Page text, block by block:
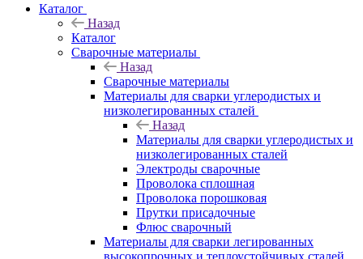
Каталог
Назад
Каталог
Сварочные материалы
Назад
Сварочные материалы
Материалы для сварки углеродистых и
низколегированных сталей
Назад
Материалы для сварки углеродистых и
низколегированных сталей
Электроды сварочные
Проволока сплошная
Проволока порошковая
Прутки присадочные
Флюс сварочный
Материалы для сварки легированных
высокопрочных и теплоустойчивых сталей